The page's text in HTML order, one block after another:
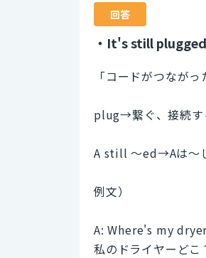
回答
・It's still
「コードがつなが
plug→繋ぐ、接続す
A still 〜ed→Aは〜
例文）
A: Where's my
私のドライヤーどこ